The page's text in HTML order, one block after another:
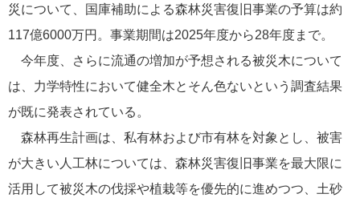
災について、国庫補助による森林災害復旧事業の予算は約
117億6000万円。事業期間は2025年度から28年度まで。
今年度、さらに流通の増加が予想される被災木について
は、力学特性において健全木とそん色ないという調査結果
が既に発表されている。
森林再生計画は、私有林および市有林を対象とし、被害
が大きい人工林については、森林災害復旧事業を最大限に
活用して被災木の伐採や植栽等を優先的に進めつつ、土砂